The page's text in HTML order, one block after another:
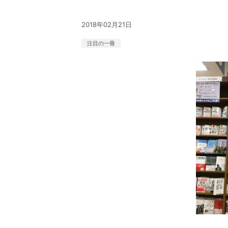
2018年02月21日
注目の一冊